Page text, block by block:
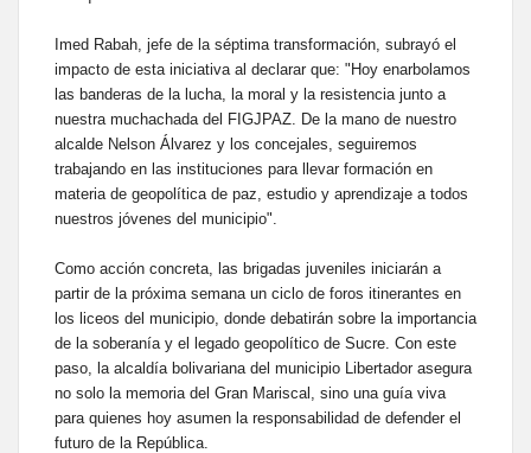
Imed Rabah, jefe de la séptima transformación, subrayó el
impacto de esta iniciativa al declarar que: "Hoy enarbolamos
las banderas de la lucha, la moral y la resistencia junto a
nuestra muchachada del FIGJPAZ. De la mano de nuestro
alcalde Nelson Álvarez y los concejales, seguiremos
trabajando en las instituciones para llevar formación en
materia de geopolítica de paz, estudio y aprendizaje a todos
nuestros jóvenes del municipio".
Como acción concreta, las brigadas juveniles iniciarán a
partir de la próxima semana un ciclo de foros itinerantes en
los liceos del municipio, donde debatirán sobre la importancia
de la soberanía y el legado geopolítico de Sucre. Con este
paso, la alcaldía bolivariana del municipio Libertador asegura
no solo la memoria del Gran Mariscal, sino una guía viva
para quienes hoy asumen la responsabilidad de defender el
futuro de la República.